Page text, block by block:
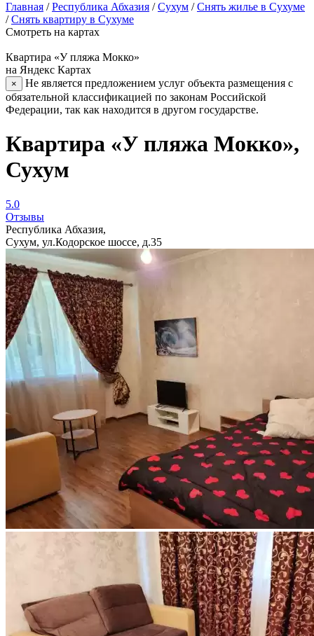
Главная /Республика Абхазия /Сухум /Снять жилье в Сухуме
/Снять квартиру в Сухуме
Смотреть на картах
Квартира «У пляжа Мокко»
на Яндекс Картах
×
Не является предложением услуг объекта размещения с
обязательной классификацией по законам Российской
Федерации, так как находится в другом государстве.
Квартира «У пляжа Мокко»,
Сухум
5.0
Отзывы
Республика Абхазия,
Сухум, ул.Кодорское шоссе, д.35